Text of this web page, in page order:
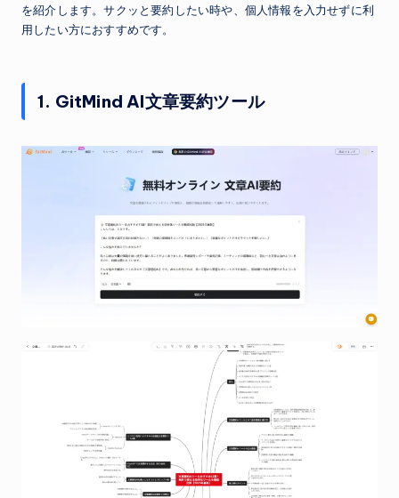
を紹介します。サクッと要約したい時や、個人情報を入力せずに利
用したい方におすすめです。
1. GitMind AI文章要約ツール